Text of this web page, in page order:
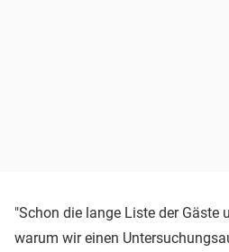
"Schon die lange Liste der Gäste
warum wir einen